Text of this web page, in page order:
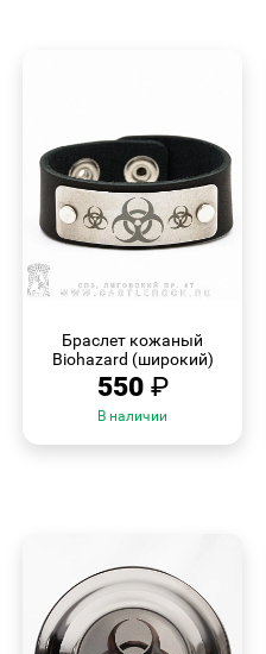
Браслет кожаный
Biohazard (широкий)
550 ₽
В наличии